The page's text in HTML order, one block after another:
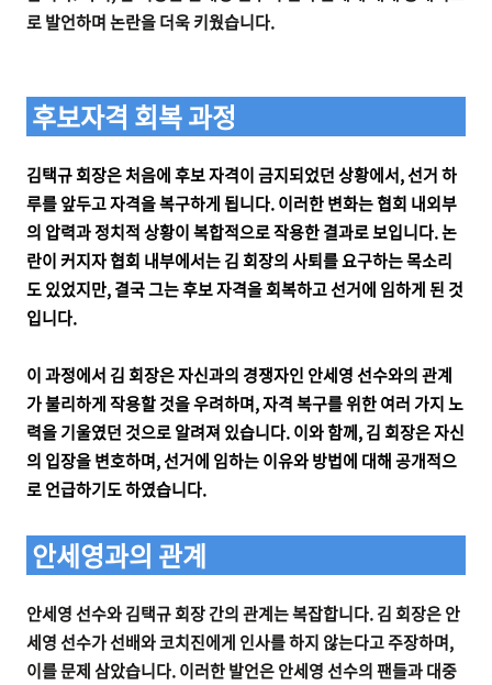
로 발언하며 논란을 더욱 키웠습니다.
후보자격 회복 과정
김택규 회장은 처음에 후보 자격이 금지되었던 상황에서, 선거 하
루를 앞두고 자격을 복구하게 됩니다. 이러한 변화는 협회 내외부
의 압력과 정치적 상황이 복합적으로 작용한 결과로 보입니다. 논
란이 커지자 협회 내부에서는 김 회장의 사퇴를 요구하는 목소리
도 있었지만, 결국 그는 후보 자격을 회복하고 선거에 임하게 된 것
입니다.
이 과정에서 김 회장은 자신과의 경쟁자인 안세영 선수와의 관계
가 불리하게 작용할 것을 우려하며, 자격 복구를 위한 여러 가지 노
력을 기울였던 것으로 알려져 있습니다. 이와 함께, 김 회장은 자신
의 입장을 변호하며, 선거에 임하는 이유와 방법에 대해 공개적으
로 언급하기도 하였습니다.
안세영과의 관계
안세영 선수와 김택규 회장 간의 관계는 복잡합니다. 김 회장은 안
세영 선수가 선배와 코치진에게 인사를 하지 않는다고 주장하며,
이를 문제 삼았습니다. 이러한 발언은 안세영 선수의 팬들과 대중